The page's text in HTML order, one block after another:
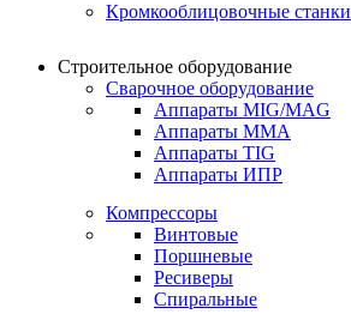
Кромкооблицовочные станки
Строительное оборудование
Сварочное оборудование
Аппараты MIG/MAG
Аппараты MMA
Аппараты TIG
Аппараты ИПР
Компрессоры
Винтовые
Поршневые
Ресиверы
Спиральные